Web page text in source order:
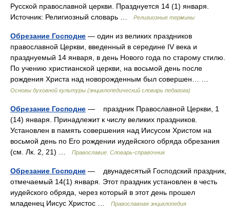
Русской православной церкви. Празднуется 14 (1) января.
Источник: Религиозный словарь …
Религиозные термины
Обрезание Господне — один из великих праздников
православной Церкви, введенный в середине IV века и
празднуемый 14 января, в день Нового года по старому стилю.
По учению христианской церкви, на восьмой день после
рождения Христа над новорожденным был совершен… …
Основы духовной культуры (энциклопедический словарь педагога)
Обрезание Господне — праздник Православной Церкви, 1
(14) января. Принадлежит к числу великих праздников.
Установлен в память совершения над Иисусом Христом на
восьмой день по Его рождении иудейского обряда обрезания
(см. Лк. 2, 21) …
Православие. Словарь-справочник
Обрезание Господне — двунадесятый Господский праздник,
отмечаемый 14(1) января. Этот праздник установлен в честь
иудейского обряда, через который в этот день прошел
младенец Иисус Христос …
Православная энциклопедия